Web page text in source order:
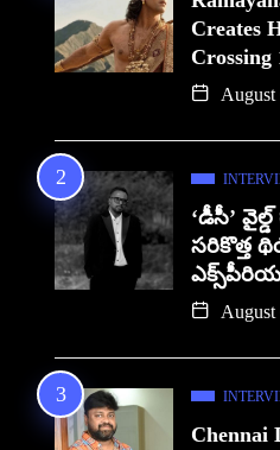
Creates
Crossing
August
‘డీసీ’
సరికొత్త
August
Chennai